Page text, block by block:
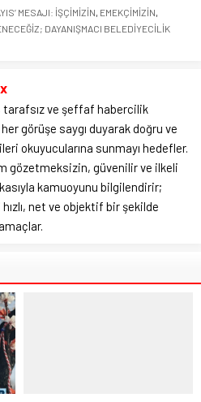
MESAJI: İŞÇİMİZİN EMEKÇİMİZİN
DAYANIŞMACI BELEDİYECİLİK
tarafsız ve şeffaf habercilik
her görüşe saygı duyarak doğru ve
okuyucularına sunmayı hedefler.
gözetmeksizin, güvenilir ve ilkeli
kamuoyunu bilgilendirir;
net ve objektif bir şekilde